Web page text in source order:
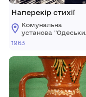
Наперекір стихії
Комунальна
установа "Одеський
національний
1963